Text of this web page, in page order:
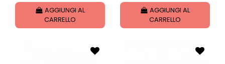
AGGIUNGI AL
CARRELLO
AGGIUNGI AL
CARRELLO